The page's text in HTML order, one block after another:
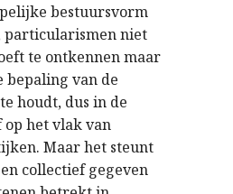
bestuursvorm
particularismen niet
te ontkennen maar
bepaling van de
houdt, dus in de
het vlak van
Maar het steunt
collectief gegeven